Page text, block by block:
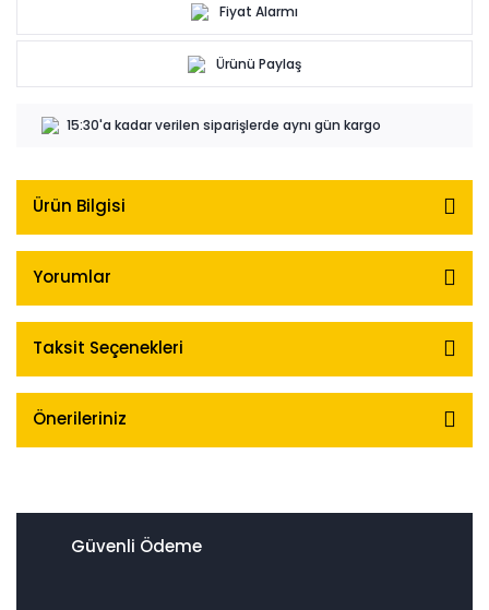
Fiyat Alarmı
Ürünü Paylaş
15:30'a kadar verilen siparişlerde aynı gün kargo
Ürün Bilgisi
Yorumlar
Taksit Seçenekleri
Önerileriniz
Güvenli Ödeme